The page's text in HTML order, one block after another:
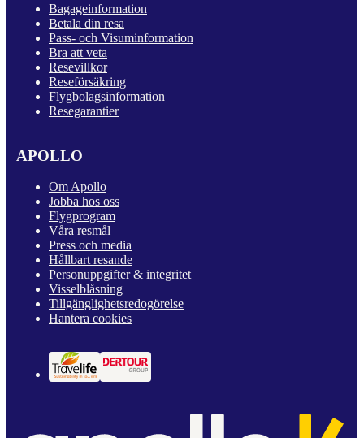
Bagageinformation
Betala din resa
Pass- och Visuminformation
Bra att veta
Resevillkor
Reseförsäkring
Flygbolagsinformation
Resegarantier
APOLLO
Om Apollo
Jobba hos oss
Flygprogram
Våra resmål
Press och media
Hållbart resande
Personuppgifter & integritet
Visselblåsning
Tillgänglighetsredogörelse
Hantera cookies